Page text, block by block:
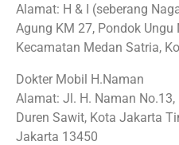
Alamat: H & I (seberang
Agung KM 27, Pondok Ungu
Kecamatan Medan Satria,
Dokter Mobil H.Naman
Alamat: Jl. H. Naman No.13,
Duren Sawit, Kota Jakarta
Jakarta 13450